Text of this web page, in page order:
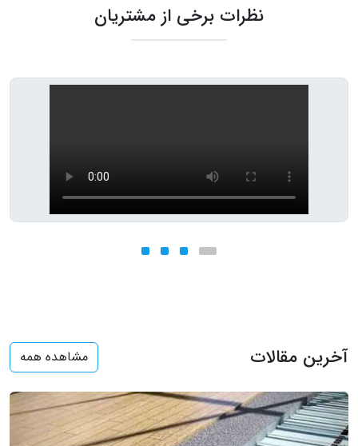
همین الان درخواست خود را ثبت کنید
نظرات برخی از مشتریان
آخرین مقالات مشاهده همه